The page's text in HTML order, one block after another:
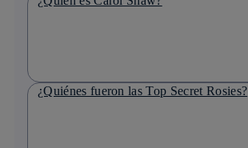
¿Quiénes fueron las Top Secret Rosies?